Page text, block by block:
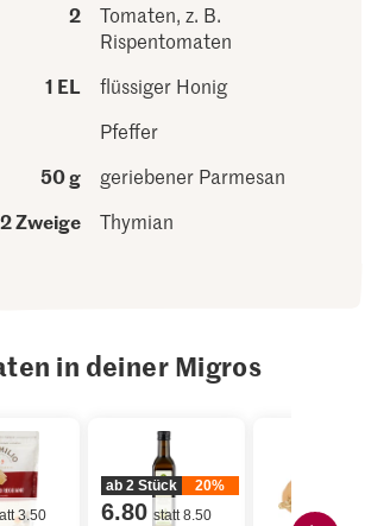
2
Tomaten, z. B.
Rispentomaten
1 EL
flüssiger Honig
Pfeffer
50 g
geriebener Parmesan
2 Zweige
Thymian
in deiner Migros
3.50
ab 2 Stück 20%
6.80 statt 8.50